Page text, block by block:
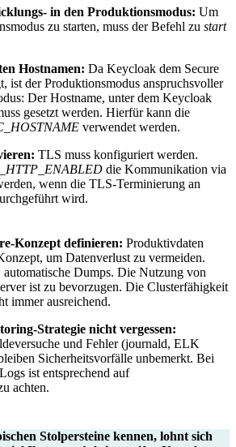
in den Produktionsmodus: Um
zu starten, muss der Befehl zu start
Hostnamen: Da Keycloak dem Secure
ist der Produktionsmodus anspruchsvoller
Der Hostname, unter dem Keycloak
gesetzt werden. Hierfür kann die
verwendet werden.
TLS muss konfiguriert werden.
die Kommunikation via
wenn die TLS-Terminierung an
wird.
Konzept definieren: Produktivdaten
um Datenverlust zu vermeiden.
Dumps. Die Nutzung von
ist zu bevorzugen. Die Clusterfähigkeit
immer ausreichend.
Strategie nicht vergessen:
und Fehler (journald, ELK
Sicherheitsvorfälle unbemerkt. Bei
ist entsprechend auf
achten.
Stolpersteine kennen, lohnt sich